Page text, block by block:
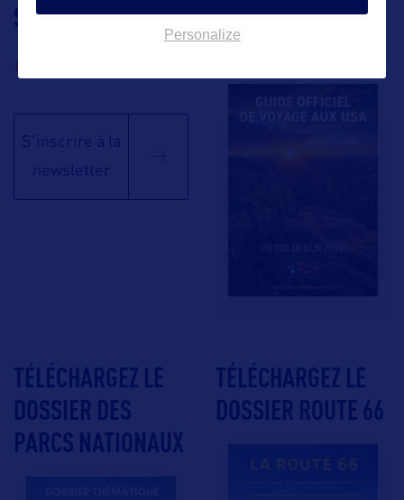
SUIVEZ-NOUS
S'inscrire à la
newsletter
TÉLÉCHARGEZ LA
BROCHURE
TÉLÉCHARGEZ LE
DOSSIER DES
PARCS NATIONAUX
TÉLÉCHARGEZ LE
DOSSIER ROUTE 66
Personalize